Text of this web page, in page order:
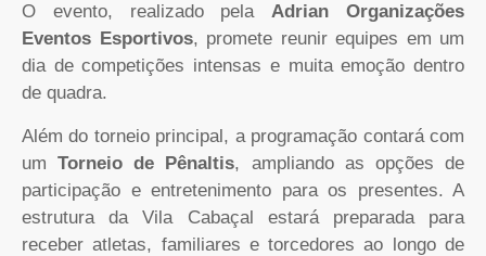
O evento, realizado pelaAdrian Organizações
Eventos Esportivos, promete reunir equipes em um
dia de competições intensas e muita emoção dentro
de quadra.
Além do torneio principal, a programação contará com
umTorneio de Pênaltis, ampliando as opções de
participação e entretenimento para os presentes. A
estrutura da Vila Cabaçal estará preparada para
receber atletas, familiares e torcedores ao longo de